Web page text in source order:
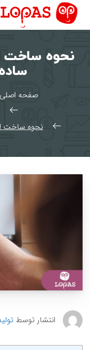
پرش
محتوا
نحوه ساخت
صفحه اصلی
نحوه ساخت
انتشار توسط